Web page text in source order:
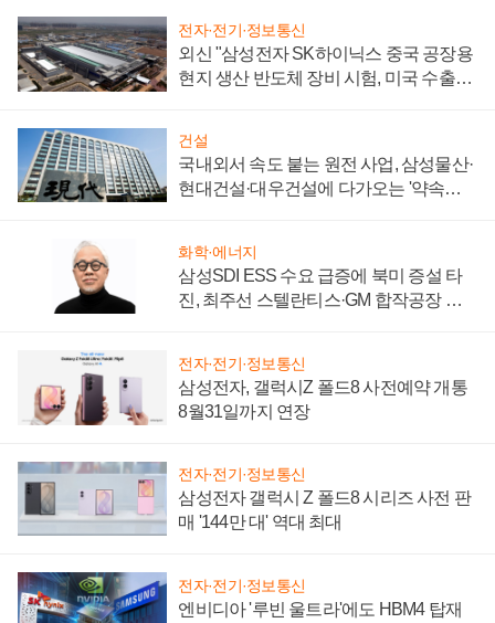
전자·전기·정보통신
외신 "삼성전자 SK하이닉스 중국 공장용
현지 생산 반도체 장비 시험, 미국 수출통
건설
국내외서 속도 붙는 원전 사업, 삼성물산·
현대건설·대우건설에 다가오는 '약속의
화학·에너지
삼성SDI ESS 수요 급증에 북미 증설 타
진, 최주선 스텔란티스·GM 합작공장 건
전자·전기·정보통신
삼성전자, 갤럭시Z 폴드8 사전예약 개통
8월31일까지 연장
전자·전기·정보통신
삼성전자 갤럭시 Z 폴드8 시리즈 사전 판
매 '144만 대' 역대 최대
전자·전기·정보통신
엔비디아 '루빈 울트라'에도 HBM4 탑재